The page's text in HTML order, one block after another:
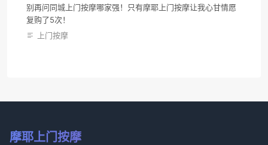
别再问同城上门按摩哪家强！只有摩耶上门按摩让我心甘情愿
复购了5次！
上门按摩
摩耶上门按摩